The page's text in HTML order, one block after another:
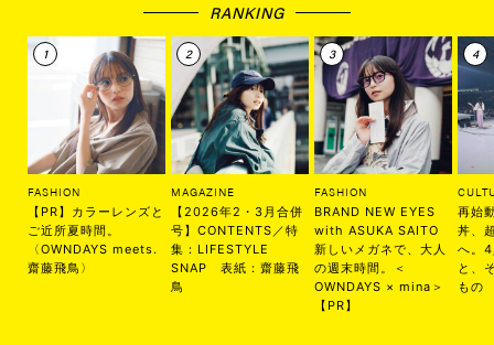
RANKING
FASHION
【PR】カラーレンズと
ご近所夏時間。
〈OWNDAYS meets.
齋藤飛鳥〉
MAGAZINE
【2026年2・3月合併
号】CONTENTS／特
集：LIFESTYLE
SNAP 表紙：齋藤飛
鳥
FASHION
BRAND NEW EYES
with ASUKA SAITO
新しいメガネで、大人
の週末時間。＜
OWNDAYS × mina＞
【PR】
再始
丼、
へ。
と、
もの